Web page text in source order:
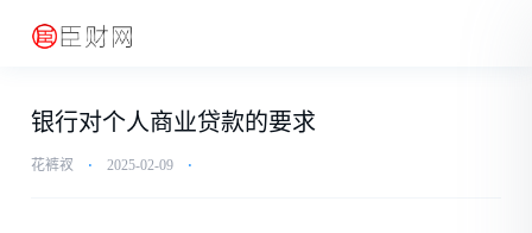
银行对个人商业贷款的要求
花裤衩 ⋅ 2025-02-09 ⋅